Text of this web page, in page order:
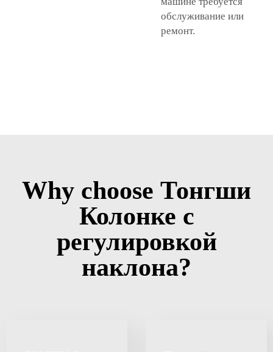
обслуживание или
ремонт.
Why choose Тонгши
Колонке с
регулировкой
наклона?